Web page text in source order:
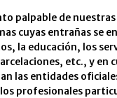
palpable de nuestras
cuyas entrañas se
la educación, los
etc., y en
las entidades
profesionales